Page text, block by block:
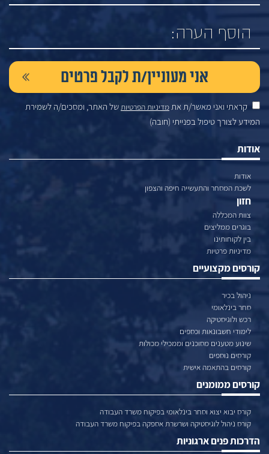
קראתי ואני מאשר/ת אתמדיניות הפרטיותשל האתר, ומסכים/ה לשמירת
המידע לצורך טיפול בפנייתי (חובה)
אודות
אודות
לשכת המסחר והתעשייה חיפה והצפון
חזון
צוות המכללה
בוגרים ממליצים
בין לקוחותינו
מדיניות פרטיות
קורסים מקצועיים
ניהול בכיר
סחר בינלאומי
רכש ולוגיסטיקה
לימודי חשבונאות וכספים
שינוע מטענים מסוכנים וממכילי מכולות
קורסים נוספים
קורסים בהתאמה אישית
קורסים ממומנים
קורס יבוא יצוא וסחר בינלאומי בפיקוח משרד העבודה
קורס ניהול לוגיסטיקה ושרשרת אספקה בפיקוח משרד העבודה
הדרכות פנים ארגוניות